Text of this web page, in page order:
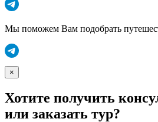
Мы поможем Вам подобрать
×
Хотите получить
или заказать тур?